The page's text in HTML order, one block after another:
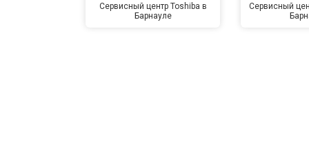
Сервисный центр Toshiba в
Барнауле
Сервисный